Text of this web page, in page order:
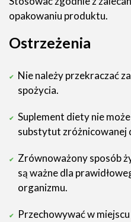
opakowaniu produktu.
Ostrzeżenia
Nie należy przekraczać
spożycia.
Suplement diety nie
substytut zróżnicowanej
Zrównoważony sposób
są ważne dla
organizmu.
Przechowywać w